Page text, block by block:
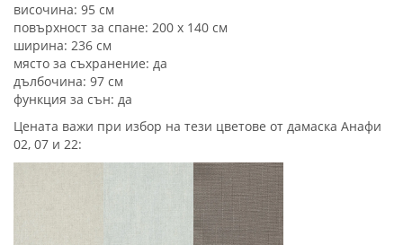
височина: 95 см
повърхност за спане: 200 х 140 см
ширина: 236 см
място за съхранение: да
дълбочина: 97 см
функция за сън: да
Цената важи при избор на тези цветове от дамаска Анафи
02, 07 и 22: